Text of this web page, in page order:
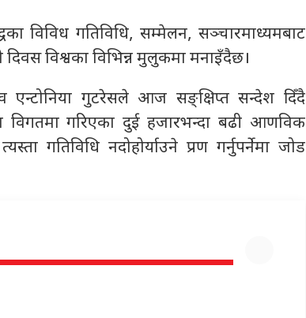
विविध गतिविधि, सम्मेलन, सञ्चारमाध्यमबाट
दिवस विश्वका विभिन्न मुलुकमा मनाइँदैछ।
एन्टोनिया गुटरेसले आज सङ्क्षिप्त सन्देश दिँदै
विगतमा गरिएका दुई हजारभन्दा बढी आणविक
गतिविधि नदोहोर्याउने प्रण गर्नुपर्नेमा जोड